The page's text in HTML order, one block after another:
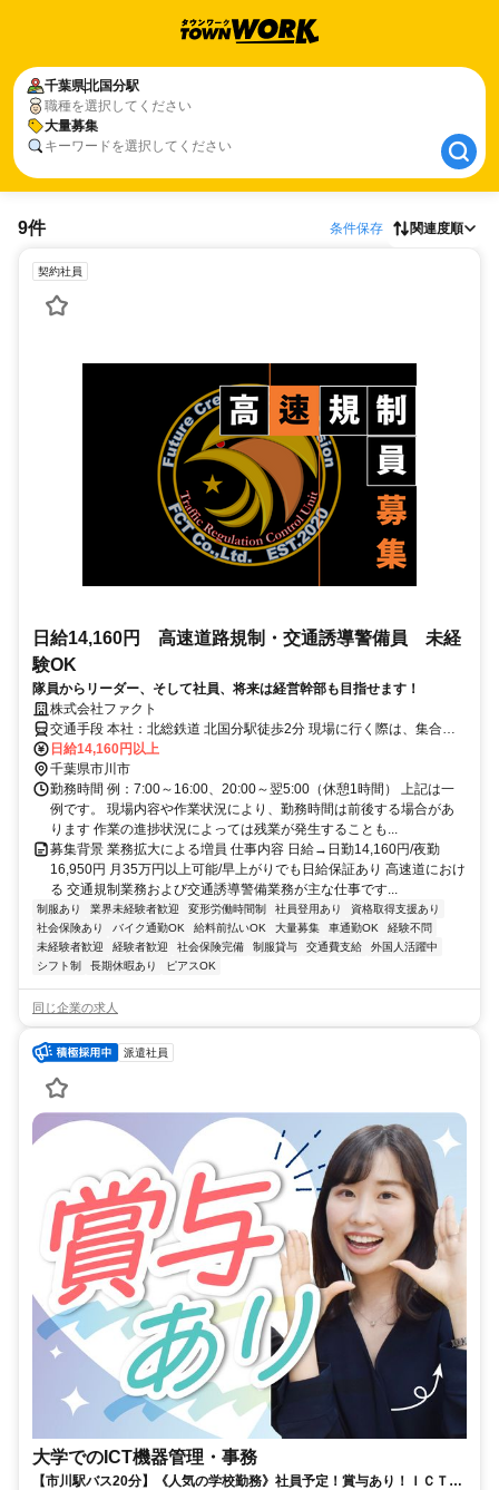
千葉県北国分駅
職種を選択してください
大量募集
キーワードを選択してください
千葉県北国分駅
大量募集
9件 条件保存 関連度順
契約社員
日給14,160円 高速道路規制・交通誘導警備員 未経
験OK
隊員からリーダー、そして社員、将来は経営幹部も目指せます！
株式会社ファクト
交通手段 本社：北総鉄道 北国分駅徒歩2分 現場に行く際は、集合場
所から業務車両による送迎あり ※現場により、移動手段が変更にな
ります 【最寄り駅】 ・北総鉄道「北国分駅」
日給14,160円以上
千葉県市川市
勤務時間 例：7:00～16:00、20:00～翌5:00（休憩1時間） 上記は一
例です。 現場内容や作業状況により、勤務時間は前後する場合があ
ります 作業の進捗状況によっては残業が発生することも...
募集背景 業務拡大による増員 仕事内容 日給→日勤14,160円/夜勤
16,950円 月35万円以上可能/早上がりでも日給保証あり 高速道におけ
る 交通規制業務および交通誘導警備業務が主な仕事です...
制服あり 業界未経験者歓迎 変形労働時間制 社員登用あり
資格取得支援あり
社会保険あり
バイク通勤OK 給料前払いOK 大量募集 車通勤OK
経験不問
未経験者歓迎
経験者歓迎 社会保険完備 制服貸与 交通費支給
外国人活躍中
シフト制
長期休暇あり ピアスOK
同じ企業の求人
派遣社員
大学でのICT機器管理・事務
【市川駅バス20分】《人気の学校勤務》社員予定！賞与あり！ＩＣＴ機